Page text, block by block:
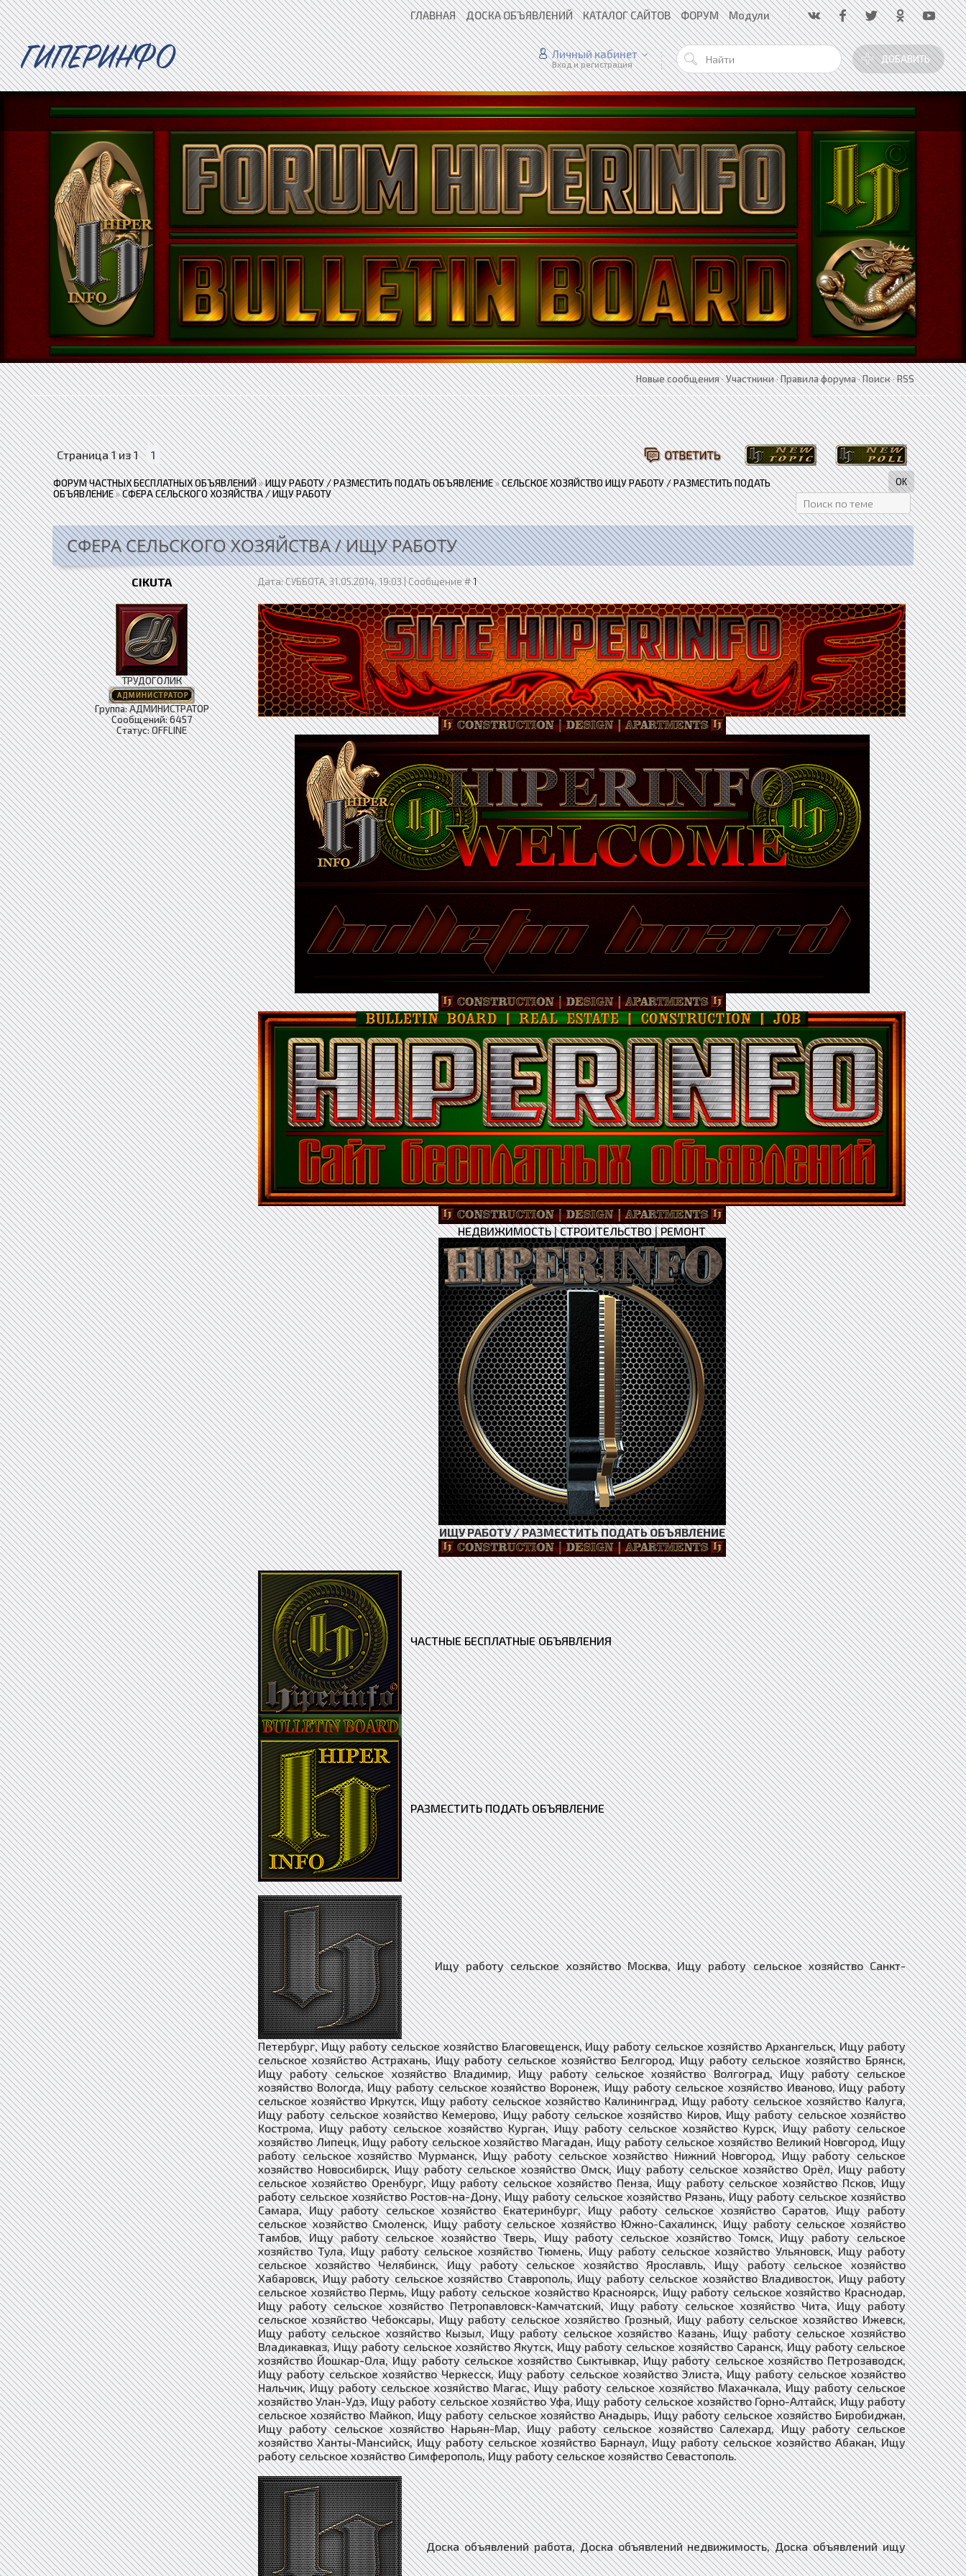
ГЛАВНАЯ ДОСКА ОБЪЯВЛЕНИЙ КАТАЛОГ САЙТОВ ФОРУМ Модули
ГИПЕРИНФО ДОБАВИТЬ
Личный кабинет
Вход и регистрация
Новые сообщения·Участники·Правила форума·Поиск·RSS
Страница1из1 1
ФОРУМ ЧАСТНЫХ БЕСПЛАТНЫХ ОБЪЯВЛЕНИЙ»ИЩУ РАБОТУ / РАЗМЕСТИТЬ ПОДАТЬ ОБЪЯВЛЕНИЕ»СЕЛЬСКОЕ ХОЗЯЙСТВО ИЩУ РАБОТУ / РАЗМЕСТИТЬ ПОДАТЬ
ОБЪЯВЛЕНИЕ»СФЕРА СЕЛЬСКОГО ХОЗЯЙСТВА / ИЩУ РАБОТУ
СФЕРА СЕЛЬСКОГО ХОЗЯЙСТВА / ИЩУ РАБОТУ
CIKUTA Дата: СУББОТА, 31.05.2014, 19:03 | Сообщение #1
ТРУДОГОЛИК
Группа: АДМИНИСТРАТОР
Сообщений:6457
Статус:OFFLINE
НЕДВИЖИМОСТЬ|СТРОИТЕЛЬСТВО|РЕМОНТ
ИЩУ РАБОТУ / РАЗМЕСТИТЬ ПОДАТЬ ОБЪЯВЛЕНИЕ
ЧАСТНЫЕ БЕСПЛАТНЫЕ ОБЪЯВЛЕНИЯ
РАЗМЕСТИТЬ ПОДАТЬ ОБЪЯВЛЕНИЕ
Ищу работу сельское хозяйство Москва, Ищу работу сельское хозяйство Санкт-
Петербург, Ищу работу сельское хозяйство Благовещенск, Ищу работу сельское хозяйство Архангельск, Ищу работу
сельское хозяйство Астрахань, Ищу работу сельское хозяйство Белгород, Ищу работу сельское хозяйство Брянск,
Ищу работу сельское хозяйство Владимир, Ищу работу сельское хозяйство Волгоград, Ищу работу сельское
хозяйство Вологда, Ищу работу сельское хозяйство Воронеж, Ищу работу сельское хозяйство Иваново, Ищу работу
сельское хозяйство Иркутск, Ищу работу сельское хозяйство Калининград, Ищу работу сельское хозяйство Калуга,
Ищу работу сельское хозяйство Кемерово, Ищу работу сельское хозяйство Киров, Ищу работу сельское хозяйство
Кострома, Ищу работу сельское хозяйство Курган, Ищу работу сельское хозяйство Курск, Ищу работу сельское
хозяйство Липецк, Ищу работу сельское хозяйство Магадан, Ищу работу сельское хозяйство Великий Новгород, Ищу
работу сельское хозяйство Мурманск, Ищу работу сельское хозяйство Нижний Новгород, Ищу работу сельское
хозяйство Новосибирск, Ищу работу сельское хозяйство Омск, Ищу работу сельское хозяйство Орёл, Ищу работу
сельское хозяйство Оренбург, Ищу работу сельское хозяйство Пенза, Ищу работу сельское хозяйство Псков, Ищу
работу сельское хозяйство Ростов-на-Дону, Ищу работу сельское хозяйство Рязань, Ищу работу сельское хозяйство
Самара, Ищу работу сельское хозяйство Екатеринбург, Ищу работу сельское хозяйство Саратов, Ищу работу
сельское хозяйство Смоленск, Ищу работу сельское хозяйство Южно-Сахалинск, Ищу работу сельское хозяйство
Тамбов, Ищу работу сельское хозяйство Тверь, Ищу работу сельское хозяйство Томск, Ищу работу сельское
хозяйство Тула, Ищу работу сельское хозяйство Тюмень, Ищу работу сельское хозяйство Ульяновск, Ищу работу
сельское хозяйство Челябинск, Ищу работу сельское хозяйство Ярославль, Ищу работу сельское хозяйство
Хабаровск, Ищу работу сельское хозяйство Ставрополь, Ищу работу сельское хозяйство Владивосток, Ищу работу
сельское хозяйство Пермь, Ищу работу сельское хозяйство Красноярск, Ищу работу сельское хозяйство Краснодар,
Ищу работу сельское хозяйство Петропавловск-Камчатский, Ищу работу сельское хозяйство Чита, Ищу работу
сельское хозяйство Чебоксары, Ищу работу сельское хозяйство Грозный, Ищу работу сельское хозяйство Ижевск,
Ищу работу сельское хозяйство Кызыл, Ищу работу сельское хозяйство Казань, Ищу работу сельское хозяйство
Владикавказ, Ищу работу сельское хозяйство Якутск, Ищу работу сельское хозяйство Саранск, Ищу работу сельское
хозяйство Йошкар-Ола, Ищу работу сельское хозяйство Сыктывкар, Ищу работу сельское хозяйство Петрозаводск,
Ищу работу сельское хозяйство Черкесск, Ищу работу сельское хозяйство Элиста, Ищу работу сельское хозяйство
Нальчик, Ищу работу сельское хозяйство Магас, Ищу работу сельское хозяйство Махачкала, Ищу работу сельское
хозяйство Улан-Удэ, Ищу работу сельское хозяйство Уфа, Ищу работу сельское хозяйство Горно-Алтайск, Ищу работу
сельское хозяйство Майкоп, Ищу работу сельское хозяйство Анадырь, Ищу работу сельское хозяйство Биробиджан,
Ищу работу сельское хозяйство Нарьян-Мар, Ищу работу сельское хозяйство Салехард, Ищу работу сельское
хозяйство Ханты-Мансийск, Ищу работу сельское хозяйство Барнаул, Ищу работу сельское хозяйство Абакан, Ищу
работу сельское хозяйство Симферополь, Ищу работу сельское хозяйство Севастополь.​​​​​​​
Доска объявлений работа, Доска объявлений недвижимость, Доска объявлений ищу работу, Доска объявлений поиска работы, Доска объявлений предоставлю работу, Доска объявлений вакансии, Доска объявлений работа за рубежом, Доска объявлений работа дистанционная, Доска объявлений работа на дому, Доска объявлений подработка, Доска объявлений работа для инвалида, Доска объявлений агентства недвижимости, Доска объявлений Покупка Недвижимости, Доска объявлений Продажа Недвижимости, Доска объявлений Купить Недвижимость, Доска объявлений Продать Недвижимость, Доска объявлений Аренда Недвижимости, Доска объявлений Снять Недвижимость, Доска объявлений Сдать Недвижимость, Доска объявлений Покупка Квартира, Доска объявлений Продажа Квартира, Доска объявлений Купить Квартиру, Доска объявлений Продать Квартиру, Доска объявлений Аренда Квартир, Доска объявлений Снять Квартиру, Доска объявлений Сдать Квартиру, Доска объявлений Покупка Дома, Доска объявлений Продажа Дома, Доска объявлений Купить Дом, Доска объявлений Продать Дом, Доска объявлений Аренда Дома, Доска объявлений Снять Дом, Доска объявлений Сдать Дом, Доска объявлений Покупка Комнат, Доска объявлений Продажа Комнат, Доска объявлений Купить Комнату, Доска объявлений Продать Комнату, Доска объявлений Аренда Комнаты, Доска объявлений Снять Комнату, Доска объявлений Сдать Комнату, Доска объявлений загородная недвижимость, Доска объявлений коммерческая недвижимость, Доска объявлений недвижимость за рубежом, Доска объявлений риэлторы, Доска объявлений строительство, Доска объявлений строительство материалы, Доска объявлений строительство оборудование, Доска объявлений столярные изделия, Доска объявлений мебель, Доска объявлений продажа изделий из древесины, Доска объявлений продажа шпона и пиломатериалов, Доска объявлений строительство домов, Доска объявлений стекло изделия, Доска объявлений сантехника купить, Доска объявлений ландшафтный дизайн, Доска объявлений архитектура и дизайн, Доска объявлений предприятия организации, Доска объявлений компании фирмы, Доска объявлений бригады строителей, Доска объявлений демонтаж разборка, Доска объявлений монтаж сборка, Доска объявлений установка соединение, Доска объявлений вывоз мусора, Доска объявлений клининг уборка, Доска объявлений перепланировка помещений, Доска объявлений перепланировка зданий, Доска объявлений перепланировка сооружений, Доска объявлений перепланировка квартиры, Доска объявлений перепланировка дома, Доска объявлений перепланировка участка, Доска объявлений проектные работы, Доска объявлений электромонтаж, Доска объявлений ремонт и отделка, Доска объявлений ремонт и обслуживание, Доска объявлений отделка и дизайн квартир, Доска объявлений дизайн интерьера, Доска объявлений купить сруб дома, Доска объявлений строительство коттеджей, Доска объявлений дом в кредит, Доска объявлений квартира в кредит, Доска объявлений оцилиндрованное бревно, Доска объявлений дом из бревна, Доска объявлений клееный брус, Доска объявлений дом из бруса, Доска объявлений дом из кирпича, Доска объявлений каркасные дома, Доска объявлений бетон и железобетон, Доска объявлений бетон купить, Доска объявлений гипсокартон, Доска объявлений штукатурные работы, Доска объявлений малярные работы, Доска объявлений облицовка, Доска объявлений колодцы скважины, Доска объявлений балкон лоджия, Доска объявлений камины печи барбекю, Доска объявлений ванная туалет под ключ, Доска объявлений кухня отделка ремонт, Доска объявлений окна двери купить, Доска объявлений потолки заказать, Доска объявлений полы ремонт, Доска объявлений стены отделка, Доска объявлений грузчики, Доска объявлений подсобники разнорабочие, Доска объявлений независимый эксперт, Доска объявлений товары, Доска объявлений товары из китая, Доска объявлений товары с доставкой, Доска объявлений услуги, Доска объявлений поиск услуг и специалистов, Доска объявлений оказание услуг, Доска объявлений предложения услуг и сервисов, Доска объявлений услуги купить и доставить, Доска объявлений услуги и предложения, Доска объявлений магазин, Доска объявлений интернет-магазин, Доска объявлений магазин оборудование, Доска объявлений средства связи, Доска объявлений табачные изделия, Доска объявлений одежда и обувь, Доска объявлений текстиль, Доска объявлений галантерея, Доска объявлений текстильная галантерея, Доска объявлений зоотовары, Доска объявлений интернет-зоомагазин, Доска объявлений животные, Доска объявлений растения, Доска объявлений цветы, Доска объявлений семена и саженцы, Доска объявлений канцтовары, Доска объявлений книги и печать, Доска объявлений косметика парфюмерия, Доска объявлений подарки сувениры, Доска объявлений ювелирные изделия часы, Доска объявлений бытовая техника, Доска объявлений электроника, Доска объявлений хозяйственные товары, Доска объявлений товары для детей, Доска объявлений товары услуги для спорта, Доска объявлений для презентаций, Доска объявлений товары для сферы услуг, Доска объявлений сырье и материалы, Доска объявлений топливо гсм масла, Доска объявлений нефть и нефтепродукты, Доска объявлений дрова опилки, Доска объявлений тара и упаковка, Доска объявлений упаковочные материалы, Доска объявлений специализированные товары, Доска объявлений связь и телекоммуникации, Доска объявлений складские услуги, Доска объявлений логистика и склад, Доска объявлений торговля оптовая розничная, Доска объявлений торговля и обмен, Доска объявлений службы доставки, Доска объявлений общественное питание, Доска объявлений бары рестораны кафе, Доска объявлений бытовые услуги, Доска объявлений видео аудио, Доска объявлений мусор и утильсырье, Доска объявлений деловые связи бизнес, Доска объявлений интернет и телевидение, Доска объявлений интернет и сми, Доска объявлений информационная безопасность, Доска объявлений информационные технологии, Доска объявлений услуги разного профиля, Доска объявлений комплексные услуги, Доска объявлений медицинские услуги, Доска объявлений развлекательные услуги, Доска объявлений ремонтные работы услуги, Доска объявлений ритуальные услуги, Доска объявлений питьевая вода продажа, Доска объявлений туристические компании услуги, Доска объявлений образование и наука, Доска объявлений магия, Доска объявлений обслуживание торжеств, Доска объявлений эмиграционные услуги, Доска объявлений бухгалтерский аудит, Доска объявлений безопасность охрана, Доска объявлений веб-дизайн / web design, Доска объявлений гостиничные услуги, Доска объявлений услуги переводчика, Доска объявлений сертификация продукции, Доска объявлений юридические услуги, Доска объявлений услуги юриста, Доска объявлений услуги адвоката, Доска объявлений транспорт, Доска объявлений авто, Доска объявлений спецтехника и грузовики, Доска объявлений ремонт транспорта, Доска объявлений шины диски, Доска объявлений автотюнинг аксессуары, Доска объявлений аэрография, Доска объявлений легковые автомобили, Доска объявлений Продажа бу автомобилей, Доска объявлений автомобиль с пробегом, Доска объявлений дорожно-строительная техника, Доска объявлений автобусы микроавтобусы, Доска объявлений автомасла и автохимия, Доска объявлений автозапчасти и оборудование, Доска объявлений попутный груз по россии, Доска объявлений продать купить авто, Доска объявлений обмен транспорта, Доска объявлений мопеды скутеры купить, Доска объявлений мотоциклы купить, Доска объявлений мотороллеры квадроциклы, Доска объявлений продажа мототехники, Доска объявлений автомотошколы права цены, Доска объявлений автостоянки автопарковки, Доска объявлений автослесарь автомеханик, Доска объявлений авторынки и авто сайты, Доска объявлений автомобилестроение, Доска объявлений внедорожники кроссоверы, Доска объявлений джипы паркетники, Доска объявлений субкомпактные хэтчбеки, Доска объявлений Мини-SUV всех марок, Доска объявлений автокаталоги, Доска объявлений автосалоны автомагазины, Доска объявлений автоюрист страхование, Доска объявлений выкуп битых авто, Доска объявлений автоломбард, Доска объявлений аренда прокат авто, Доска объявлений доставка грузов, Доска объявлений сельхозтехника б/у купить, Доска объявлений купить сельхозтехнику, Доска объявлений трактора и тягачи, Доска объявлений общественный транспорт, Доска объявлений ж/д транспорт, Доска объявлений воздушный транспорт, Доска объявлений водный транспорт, Доска объявлений электромобили, Доска объявлений лодки и яхты, Доска объявлений катера и гидроциклы, Доска объявлений залог авто, Доска объявлений снегоходы и вездеходы, Доска объявлений прицепы фургоны, Доска объявлений автодома на колесах, Доска объявлений Автоюрист по ДТП, Доска объявлений Авто и Мото Спорт, Доска объявлений Такси, Доска объявлений пассажирские перевозки, Доска объявлений перевозки животных, Доска объявлений опасные грузы, Доска объявлений крупногабаритные грузы, Доска объявлений тяжеловесные грузы, Доска объявлений водители, Доска объявлений работники транспорта, Доска объявлений коммерческий транспорт, Доска объявлений транспортная логистика, Доска объявлений водитель-курьер, Доска объявлений автомойки, Доска объявлений автоэксперт, Доска объявлений автоэвакуатор, Доска объявлений автомеханик с выездом, Доска объявлений мотели на трассе, Доска объявлений бортовые авто, Доска объявлений Бортовые Авто с КМУ, Доска объявлений коммунальная техника, Доска объявлений прицепная техника, Доска объявлений самосвалы, Доска объявлений фургоны, Доска объявлений автокраны, Доска объявлений автобетоносмесители, Доска объявлений автогрейдеры, Доска объявлений бульдозеры, Доска объявлений гусеничная техника, Доска объявлений погрузчик грузоподъемник, Доска объявлений экскаваторы, Доска объявлений запчасти легковых авто, Доска объявлений запчасти грузовиков, Доска объявлений запчасти спецтехники, Доска объявлений аренда яхт и катеров, Доска объявлений аренда лимузинов, Доска объявлений аренда грузовиков, Доска объявлений аренда спецтехники, Доска объявлений авто в лизинг, Доска объявлений Двигатели Авто, Доска объявлений Трансмиссия Авто, Доска объявлений Кузов Автомобиля, Доска объявлений Охранные системы Авто, До